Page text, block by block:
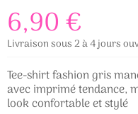
6,90 €
Livraison sous 2 à 4 jours
Tee-shirt fashion gris
avec imprimé tendance,
look confortable et stylé